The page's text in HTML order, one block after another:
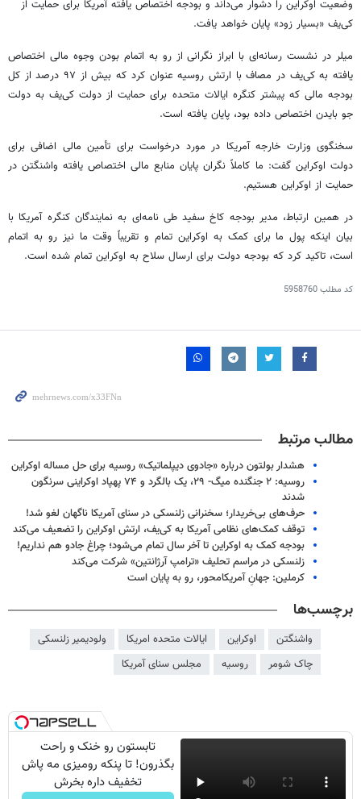
وضعیت اوکراین را دشوار می‌داند و بودجه اختصاص یافته آمریکا برای حمایت از
کی‌یف «بسیار زود» پایان خواهد یافت.
میلر در نشست رسانه‌ای با ابراز نگرانی از رو به اتمام بودن وجوه مالی اختصاص
یافته به کی‌یف در مصاف با ارتش روسیه عنوان کرد که بیش از ۹۷ درصد از کل
بودجه مالی که پیشتر کنگره ایالات متحده برای حمایت از دولت کی‌یف به دولت
جو بایدن اختصاص داده بود، پایان یافته است.
سخنگوی وزارت خارجه آمریکا در مورد درخواست برای تأمین مالی اضافی برای
دولت اوکراین گفت: ما کاملاً نگران پایان منابع مالی اختصاص یافته واشنگتن در
حمایت از اوکراین هستیم.
در همین ارتباط، مدیر بودجه کاخ سفید طی نامه‌ای به نمایندگان کنگره آمریکا با
بیان اینکه پول ما برای کمک به اوکراین تمام و تقریباً وقت ما نیز رو به اتمام
است، تاکید کرد که بودجه دولت برای ارسال سلاح به اوکراین تمام شده است.
کد مطلب5958760
مطالب مرتبط
هشدار بولتون درباره «جادوی دیپلماتیک» روسیه برای حل مساله اوکراین
روسیه: ۲ جنگنده میگ- ۲۹، یک بالگرد و ۷۴ پهپاد اوکراینی سرنگون
شدند
حرف‌های بی‌خریدار؛ سخنرانی زلنسکی در سنای آمریکا ناگهان لغو شد!
توقف کمک‌های نظامی آمریکا به کی‌یف، ارتش اوکراین را تضعیف می‌کند
بودجه کمک به اوکراین تا آخر سال تمام می‌شود؛ چراغ جادو هم نداریم!
زلنسکی در مراسم تحلیف «ترامپ آرژانتین» شرکت می‌کند
کرملین: جهانِ آمریکامحور، رو به پایان است
برچسب‌ها
واشنگتن اوکراین ایالات متحده امریکا
ولودیمیر زلنسکی
چاک شومر
روسیه مجلس سنای آمریکا
تابستون رو خنک و راحت
بگذرون! تا پنکه رومیزی مه پاش
تخفیف داره بخرش